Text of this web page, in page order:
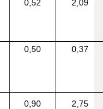
0,52 2,09
0,50 0,37
0,90 2,75